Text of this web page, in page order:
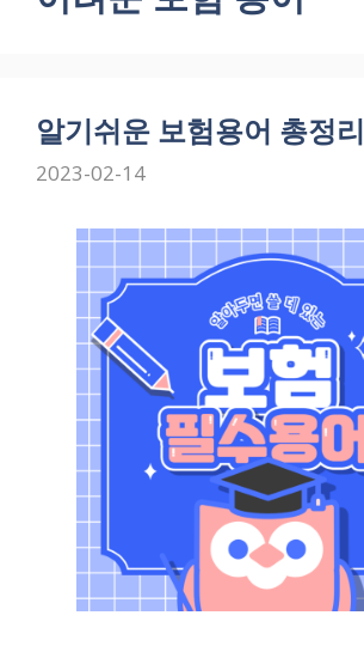
알기쉬운 보험용어 총정리
2023-02-14